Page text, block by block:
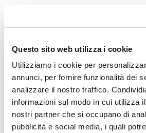
Questo sito web utilizza i cookie
Utilizziamo i cookie per
annunci, per fornire funzionalità dei
analizzare il nostro traffico.
informazioni sul modo in cui utilizza
nostri partner che si occupano di
pubblicità e social media, i quali
Caratteristiche
Tipologia
Esterno Doccia
Marca
Jacuzzi - Rubinetteria
Serie
Ti suggeriamo anche